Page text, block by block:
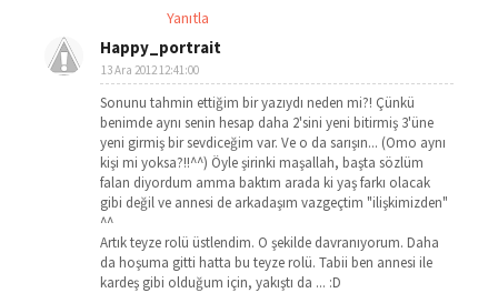
Yanıtla
Happy_portrait
13 Ara 2012 12:41:00
Sonunu tahmin ettiğim bir yazıydı neden mi?! Çünkü
benimde aynı senin hesap daha 2'sini yeni bitirmiş 3'üne
yeni girmiş bir sevdiceğim var. Ve o da sarışın... (Omo aynı
kişi mi yoksa?!!^^) Öyle şirinki maşallah, başta sözlüm
falan diyordum amma baktım arada ki yaş farkı olacak
gibi değil ve annesi de arkadaşım vazgeçtim "ilişkimizden"
^^
Artık teyze rolü üstlendim. O şekilde davranıyorum. Daha
da hoşuma gitti hatta bu teyze rolü. Tabii ben annesi ile
kardeş gibi olduğum için, yakıştı da ... :D